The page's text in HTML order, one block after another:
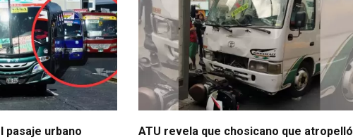
pasaje urbano
ATU revela que chosicano que atropelló